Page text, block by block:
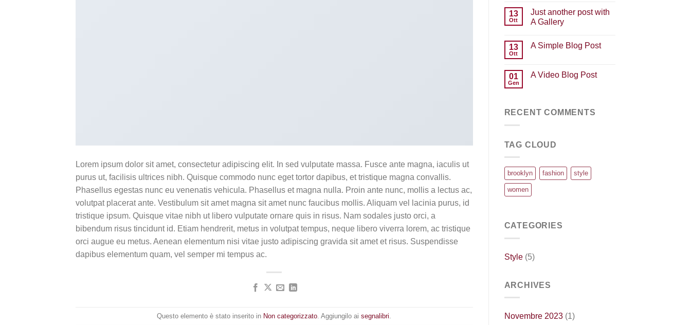
Lorem ipsum dolor sit amet, consectetur adipiscing elit. In sed vulputate massa. Fusce ante magna, iaculis ut
purus ut, facilisis ultrices nibh. Quisque commodo nunc eget tortor dapibus, et tristique magna convallis.
Phasellus egestas nunc eu venenatis vehicula. Phasellus et magna nulla. Proin ante nunc, mollis a lectus ac,
volutpat placerat ante. Vestibulum sit amet magna sit amet nunc faucibus mollis. Aliquam vel lacinia purus, id
tristique ipsum. Quisque vitae nibh ut libero vulputate ornare quis in risus. Nam sodales justo orci, a
bibendum risus tincidunt id. Etiam hendrerit, metus in volutpat tempus, neque libero viverra lorem, ac tristique
orci augue eu metus. Aenean elementum nisi vitae justo adipiscing gravida sit amet et risus. Suspendisse
dapibus elementum quam, vel semper mi tempus ac.
Questo elemento è stato inserito in Non categorizzato . Aggiungilo aisegnalibri
Welcome
to
Flatsome
13
Ott
Just another post with
A Gallery
su
with
A
13
Ott
A Simple Blog Post
A
01
Gen
A Video Blog Post
Video
RECENT COMMENTS
TAG CLOUD
brooklyn fashion style
women
CATEGORIES
Style(5)
ARCHIVES
Novembre 2023(1)